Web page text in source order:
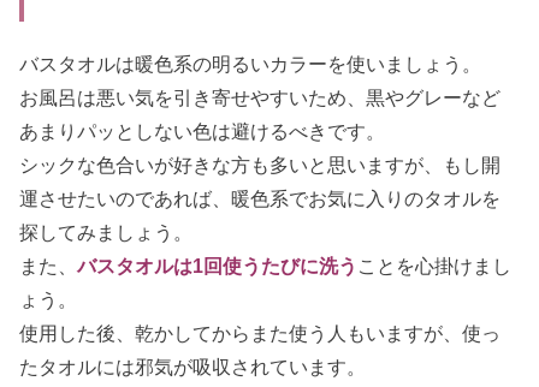
バスタオルは暖色系の明るいカラーを使いましょう。
お風呂は悪い気を引き寄せやすいため、黒やグレーなど
あまりパッとしない色は避けるべきです。
シックな色合いが好きな方も多いと思いますが、もし開
運させたいのであれば、暖色系でお気に入りのタオルを
探してみましょう。
また、バスタオルは1回使うたびに洗う ことを心掛けまし
ょう。
使用した後、乾かしてからまた使う人もいますが、使っ
たタオルには邪気が吸収されています。